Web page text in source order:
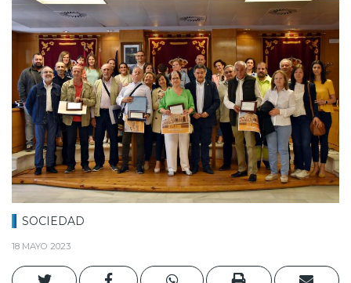
SOCIEDAD
18 MAYO 2023